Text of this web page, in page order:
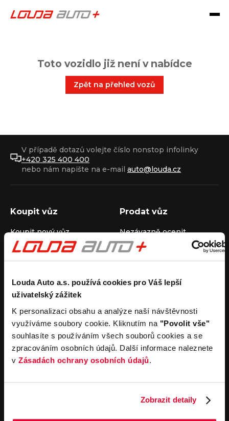
Louda Auto a.s. používá cookies pro Váš lepší
uživatelský zážitek
K personalizaci obsahu a analýze naší návštěvnosti
využíváme soubory cookie. Kliknutím na "Povolit vše"
souhlasíte s používáním všech souborů cookies a se
zpracováním osobních údajů. Další informace naleznete
v Zásadách ochrany osobních údajů.
Zobrazit detaily
Toto vozidlo již není v nabídce
Zpět na přehled vozů
V případě dotazů volejte číslo nonstop infolinky
+420 325 400 400
nebo nám napište na e-mail auto@louda.cz
Koupit vůz
Koupit nový vůz
Koupit ojetý vůz
Koupit užitkový vůz
Prodat vůz
Nezávazně ocenit
Průběh výkupu vozu
Pronájem
Carsharing
Autopůjčovna
Operativní leasing
Společnost
Louda Auto+ Poděbrady
Obytné vozy
Novinky
Kariéra
Servisní služby
Servis
Důležité odkazy
Cookies
Všeobecné obchodní
podmínky pro online